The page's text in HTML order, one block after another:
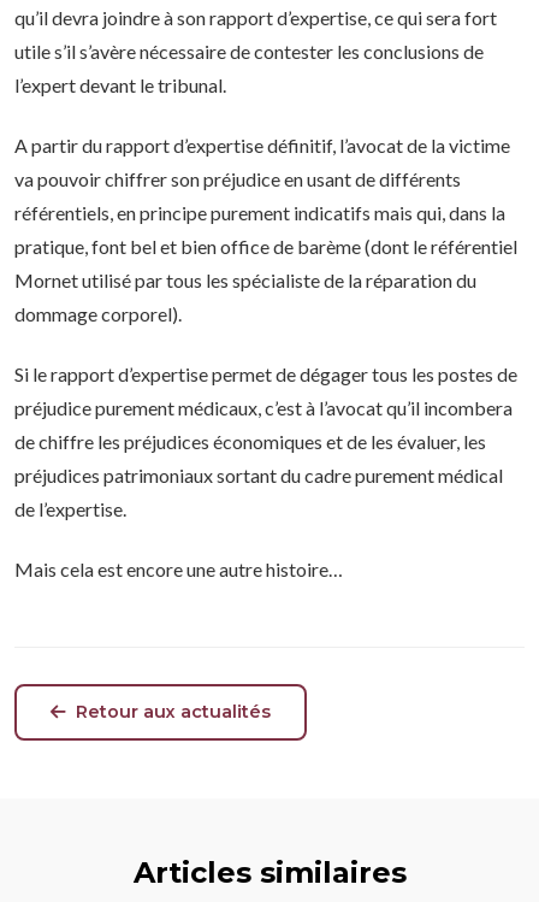
qu’il devra joindre à son rapport d’expertise, ce qui sera fort
utile s’il s’avère nécessaire de contester les conclusions de
l’expert devant le tribunal.
A partir du rapport d’expertise définitif, l’avocat de la victime
va pouvoir chiffrer son préjudice en usant de différents
référentiels, en principe purement indicatifs mais qui, dans la
pratique, font bel et bien office de barème (dont le référentiel
Mornet utilisé par tous les spécialiste de la réparation du
dommage corporel).
Si le rapport d’expertise permet de dégager tous les postes de
préjudice purement médicaux, c’est à l’avocat qu’il incombera
de chiffre les préjudices économiques et de les évaluer, les
préjudices patrimoniaux sortant du cadre purement médical
de l’expertise.
Mais cela est encore une autre histoire…
Retour aux actualités
Articles similaires